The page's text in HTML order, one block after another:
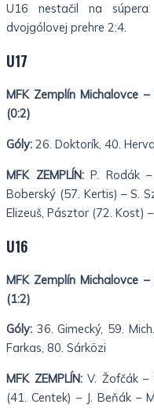
U16 nestačil na
dvojgólovej prehre 2:4.
U17
MFK Zemplín Michalovce
(0:2)
Góly: 26. Doktorík, 40.
MFK ZEMPLÍN:P. Rodák –
Boberský (57. Kertis) – S.
Elizeuš, Pásztor (72. Kost)
U16
MFK Zemplín Michalovce
(1:2)
Góly: 36. Gimecký, 59.
Farkas, 80. Sárközi
MFK ZEMPLÍN:V. Žofčák –
(41. Centek) – J. Beňák –